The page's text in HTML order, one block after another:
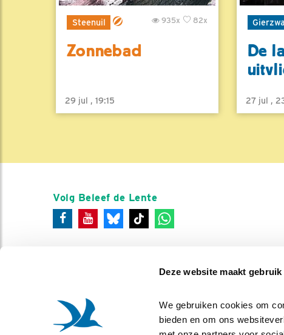
Deze website maakt
We gebruiken cookies om
bieden en om ons
Steenuil 82x
935x
Zonnebad
29 jul , 19:15
De
27 jul ,
Volg Beleef de Lente